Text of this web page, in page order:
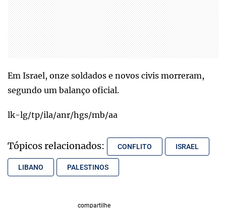
Em Israel, onze soldados e novos civis morreram,
segundo um balanço oficial.
lk-lg/tp/ila/anr/hgs/mb/aa
Tópicos relacionados: CONFLITO ISRAEL
LIBANO PALESTINOS
compartilhe